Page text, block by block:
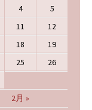
2月 »
4
5
11
12
18
19
25
26